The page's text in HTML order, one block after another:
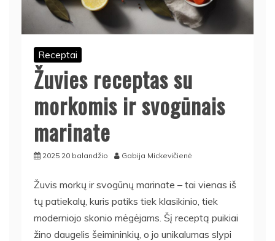
Receptai
Žuvies receptas su
morkomis ir svogūnais
marinate
2025 20 balandžio Gabija Mickevičienė
Žuvis morkų ir svogūnų marinate – tai vienas iš
tų patiekalų, kuris patiks tiek klasikinio, tiek
moderniojo skonio mėgėjams. Šį receptą puikiai
žino daugelis šeimininkių, o jo unikalumas slypi